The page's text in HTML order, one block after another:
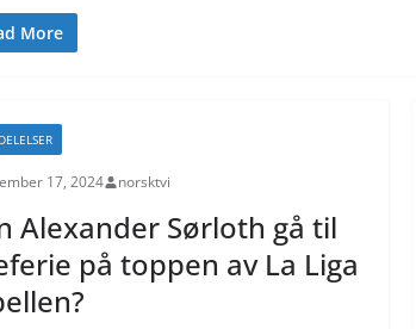
More
17, 2024 norsktvi
Alexander Sørloth gå til
på toppen av La Liga